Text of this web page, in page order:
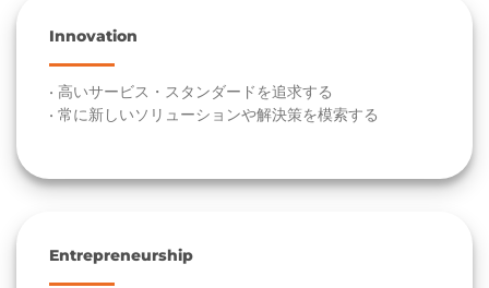
Innovation
• 高いサービス・スタンダードを追求する
• 常に新しいソリューションや解決策を模索する
Entrepreneurship